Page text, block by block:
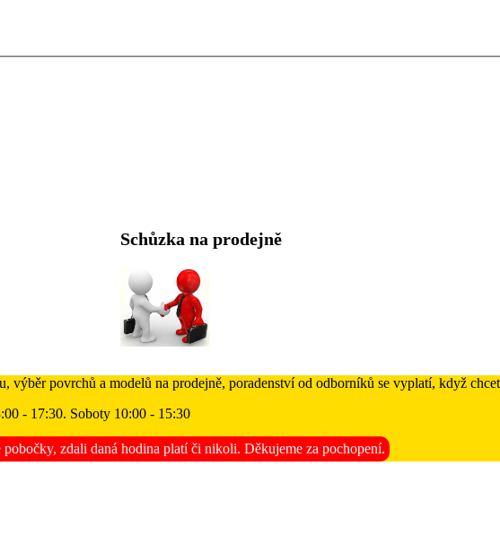
Schůzka na prodejně
výběr povrchů a modelů na prodejně, poradenství od odborníků se vyplatí, když
- 17:30. Soboty 10:00 - 15:30
zdali daná hodina platí či nikoli. Děkujeme za pochopení.